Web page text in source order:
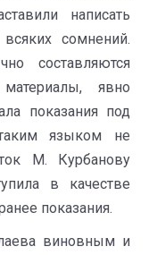
написать
сомнений.
составляются
явно
показания под
языком не
М. Курбанову
в качестве
показания.
виновным и